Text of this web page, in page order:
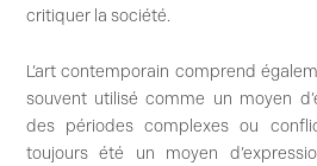
critiquer la société.
L’art contemporain comprend
souvent utilisé comme un moyen
des périodes complexes ou
toujours été un moyen